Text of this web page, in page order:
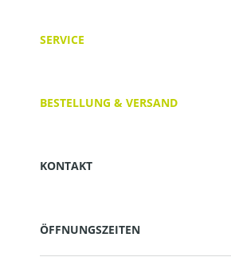
SERVICE
BESTELLUNG & VERSAND
KONTAKT
ÖFFNUNGSZEITEN